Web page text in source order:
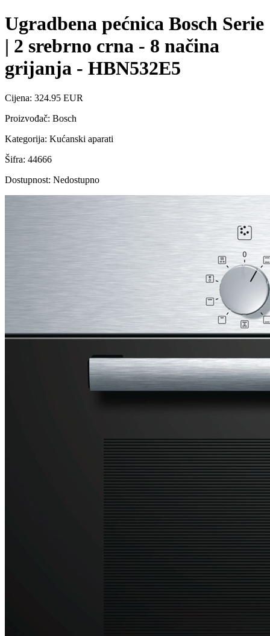
Ugradbena pećnica Bosch Serie
| 2 srebrno crna - 8 načina
grijanja - HBN532E5
Cijena: 324.95 EUR
Proizvođač: Bosch
Kategorija: Kućanski aparati
Šifra: 44666
Dostupnost: Nedostupno